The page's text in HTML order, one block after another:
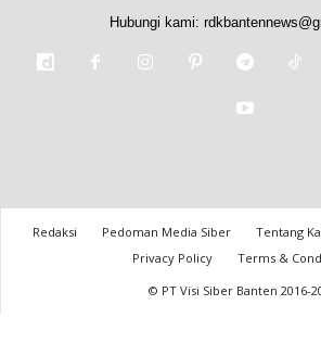
Hubungi kami:
Redaksi Pedoman Media Siber Tentang
Privacy Policy
Terms &
© PT Visi Siber Banten 2016-